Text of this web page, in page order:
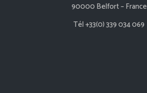
90000 Belfort – France
Tél +33(0) 339 034 069